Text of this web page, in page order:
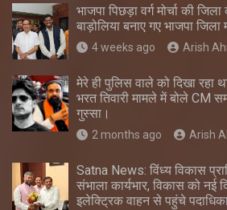
भाजपा पिछड़ा वर्ग मोर्चा की
बाड़ोलिया बनाए गए भाजपा जिला
4 weeks ago Arish
मेरे ही पुलिस वाले को दिखा रहा
भरत तिवारी मामले में बोले CM
गुस्सा।
2 months ago Arish
Satna News: विंध्य विकास
संभाला कार्यभार, विकास को नई
इलेक्ट्रिक वाहन से पहुंचे